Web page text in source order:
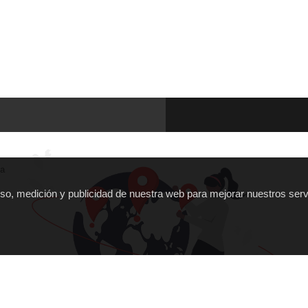
medición y publicidad de nuestra web para mejorar nuestros